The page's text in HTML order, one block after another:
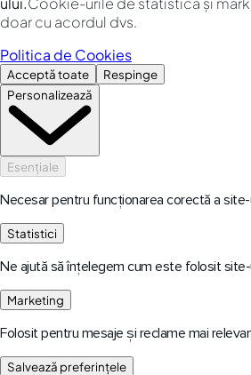
doar cu acordul dvs.
Politica de Cookies
Acceptă toate
Respinge
Personalizează
Esențiale
Necesar pentru funcționarea corectă a
Statistici
Ne ajută să înțelegem cum este folosit
Marketing
Folosit pentru mesaje și reclame mai
Salvează preferințele